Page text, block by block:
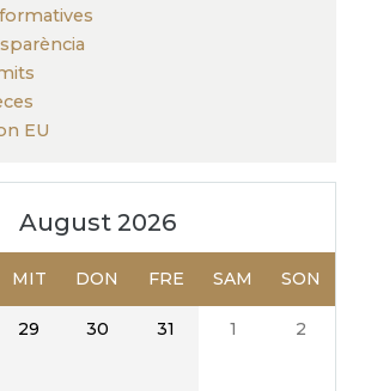
EU
August 2026
MIT DON FRE SAM SON
29 30 31 1 2